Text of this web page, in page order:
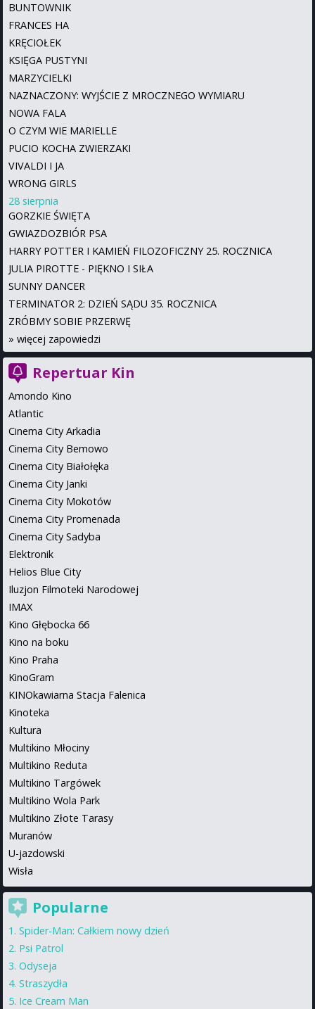
BUNTOWNIK
FRANCES HA
KRĘCIOŁEK
KSIĘGA PUSTYNI
MARZYCIELKI
NAZNACZONY: WYJŚCIE Z MROCZNEGO WYMIARU
NOWA FALA
O CZYM WIE MARIELLE
PUCIO KOCHA ZWIERZAKI
VIVALDI I JA
WRONG GIRLS
28 sierpnia
GORZKIE ŚWIĘTA
GWIAZDOZBIÓR PSA
HARRY POTTER I KAMIEŃ FILOZOFICZNY 25. ROCZNICA
JULIA PIROTTE - PIĘKNO I SIŁA
SUNNY DANCER
TERMINATOR 2: DZIEŃ SĄDU 35. ROCZNICA
ZRÓBMY SOBIE PRZERWĘ
» więcej zapowiedzi
Repertuar Kin
Amondo Kino
Atlantic
Cinema City Arkadia
Cinema City Bemowo
Cinema City Białołęka
Cinema City Janki
Cinema City Mokotów
Cinema City Promenada
Cinema City Sadyba
Elektronik
Helios Blue City
Iluzjon Filmoteki Narodowej
IMAX
Kino Głębocka 66
Kino na boku
Kino Praha
KinoGram
KINOkawiarna Stacja Falenica
Kinoteka
Kultura
Multikino Młociny
Multikino Reduta
Multikino Targówek
Multikino Wola Park
Multikino Złote Tarasy
Muranów
U-jazdowski
Wisła
Popularne
Spider-Man: Całkiem nowy dzień
Psi Patrol
Odyseja
Straszydła
Ice Cream Man